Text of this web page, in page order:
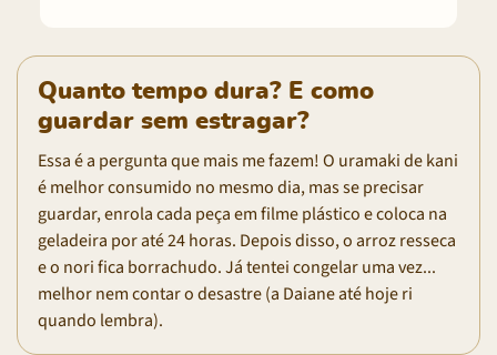
Quanto tempo dura? E como
guardar sem estragar?
Essa é a pergunta que mais me fazem! O uramaki de kani
é melhor consumido no mesmo dia, mas se precisar
guardar, enrola cada peça em filme plástico e coloca na
geladeira por até 24 horas. Depois disso, o arroz resseca
e o nori fica borrachudo. Já tentei congelar uma vez...
melhor nem contar o desastre (a Daiane até hoje ri
quando lembra).